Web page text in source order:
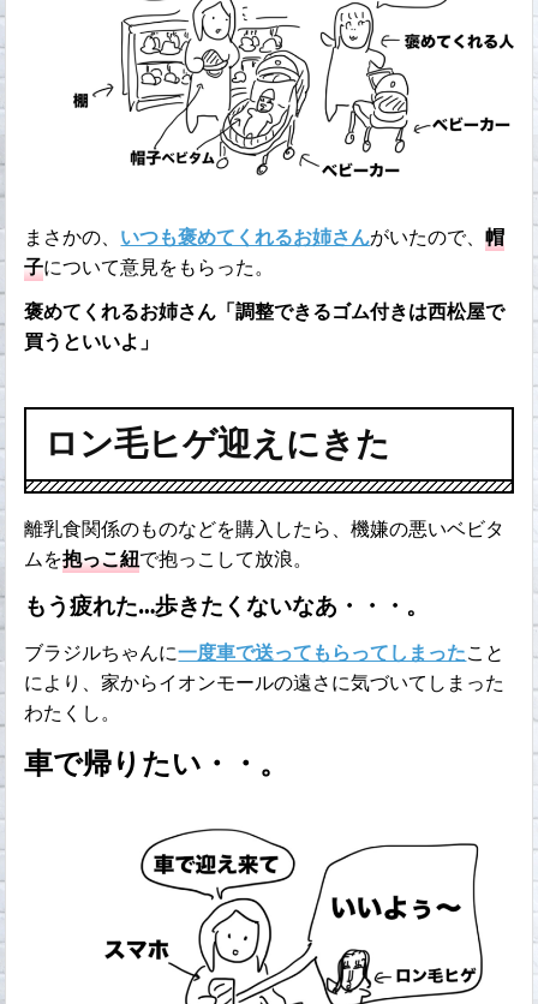
まさかの、 いつも褒めてくれるお姉さんがいたので、帽
子について意見をもらった。
褒めてくれるお姉さん「調整できるゴム付きは西松屋で
買うといいよ」
ロン毛ヒゲ迎えにきた
離乳食関係のものなどを購入したら、機嫌の悪いベビタ
ムを抱っこ紐で抱っこして放浪。
もう疲れた…歩きたくないなあ・・・。
ブラジルちゃんに一度車で送ってもらってしまったこと
により、家からイオンモールの遠さに気づいてしまった
わたくし。
車で帰りたい・・。